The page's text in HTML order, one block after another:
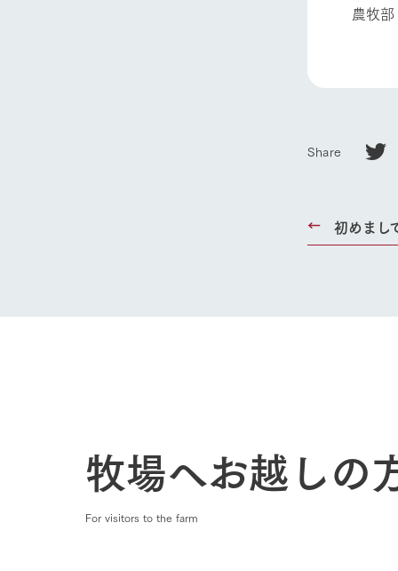
農牧
Share
初めまし
牧場へお越しの
For visitors to the farm